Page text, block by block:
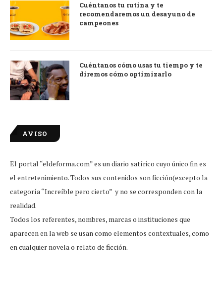
Cuéntanos tu rutina y te
recomendaremos un desayuno de
campeones
Cuéntanos cómo usas tu tiempo y te
diremos cómo optimizarlo
AVISO
El portal “eldeforma.com” es un diario satírico cuyo único fin es
el entretenimiento. Todos sus contenidos son ficción(excepto la
categoría “Increíble pero cierto” y no se corresponden con la
realidad.
Todos los referentes, nombres, marcas o instituciones que
aparecen en la web se usan como elementos contextuales, como
en cualquier novela o relato de ficción.